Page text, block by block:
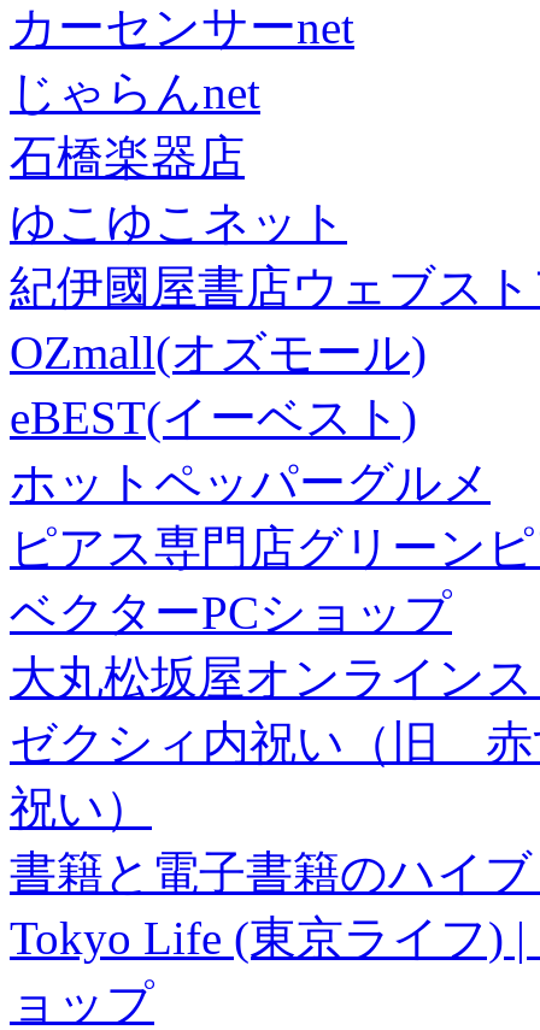
カーセンサーnet
じゃらんnet
石橋楽器店
ゆこゆこネット
紀伊國屋書店ウェブス
OZmall(オズモール)
eBEST(イーベスト)
ホットペッパーグルメ
ピアス専門店グリーン
ベクターPCショップ
大丸松坂屋オンライン
ゼクシィ内祝い（旧 赤
祝い）
書籍と電子書籍のハイ
Tokyo Life (東京ライフ)
ョップ